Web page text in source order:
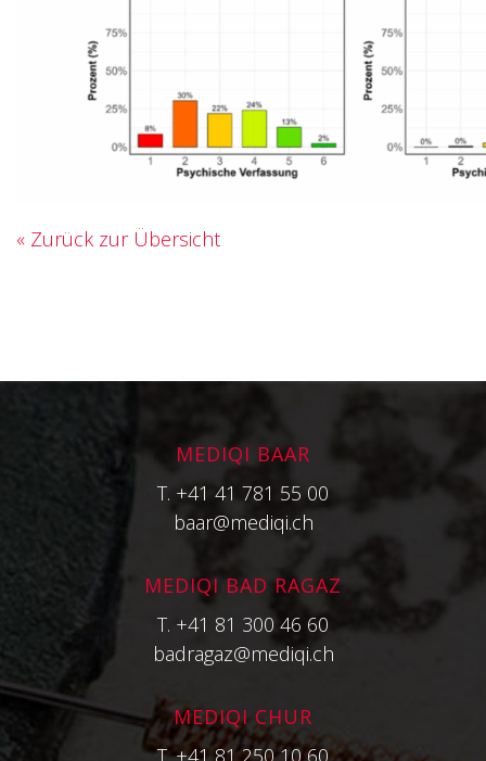
« Zurück zur Übersicht
MEDIQI BAAR
T. +41 41 781 55 00
baar@mediqi.ch
MEDIQI BAD RAGAZ
T. +41 81 300 46 60
badragaz@mediqi.ch
MEDIQI CHUR